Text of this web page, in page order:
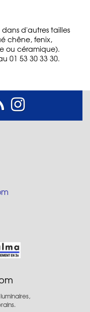
d'autres tailles
chêne, fenix,
ou céramique).
01 53 30 33 30.